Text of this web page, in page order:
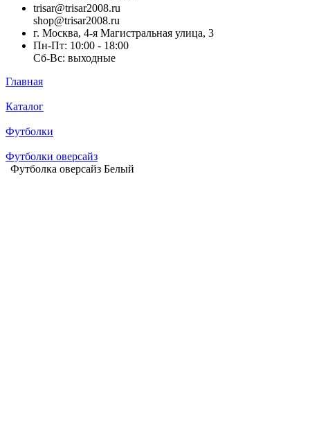
trisar@trisar2008.ru
shop@trisar2008.ru
г. Москва, 4-я Магистральная улица, 3
Пн-Пт: 10:00 - 18:00
Сб-Вс: выходные
Главная
Каталог
Футболки
Футболки оверсайз
Футболка оверсайз Белый